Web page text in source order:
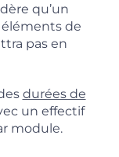
qu’un
de
pas en
durées de
un effectif
module.